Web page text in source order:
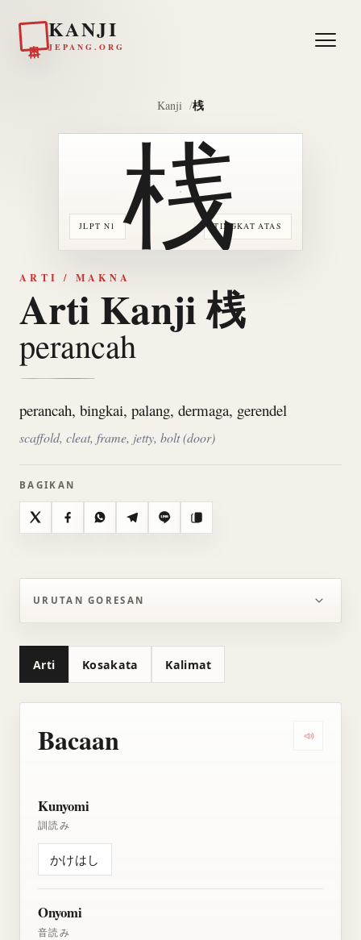
KANJI
JEPANG.ORG
Kanji 桟
JLPT N1 TINGKAT ATAS
桟
ARTI / MAKNA
Arti Kanji 桟
perancah
perancah, bingkai, palang, dermaga, gerendel
scaffold, cleat, frame, jetty, bolt (door)
BAGIKAN
X FacebookWhatsAppTelegramLine Salin
URUTAN GORESAN
Arti Kosakata Kalimat
Bacaan
Kunyomi
訓読み
かけはし
Onyomi
音読み